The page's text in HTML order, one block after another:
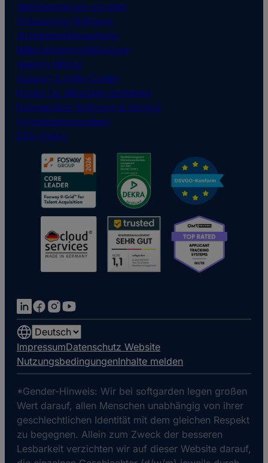
Stellenanzeigen schalten
Onboarding Software
Arbeitgeberbewertung
Mitarbeiterempfehlungen
Agency Modul
Support & Hilfe-Center
Kodex für ethisches Verhalten
Datenschutz Software & Service
Hinweisgebersystem
ESG-Policy
Choose
a
language
ImpressumDatenschutz Website
NutzungsbedingungenInhalte melden
*Gender-Hinweis: Wir bei softgarden legen großen
Wert darauf, allen Menschen unabhängig von ihrer
geschlechtlichen Identität mit dem gleichen Respekt
zu begegnen. Allein zum Zweck der besseren
Lesbarkeit verzichten wir auf dieser Website darauf,